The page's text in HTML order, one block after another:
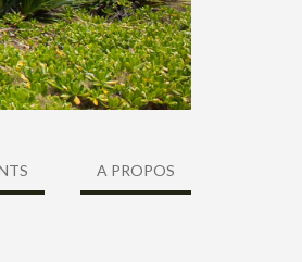
A PROPOS